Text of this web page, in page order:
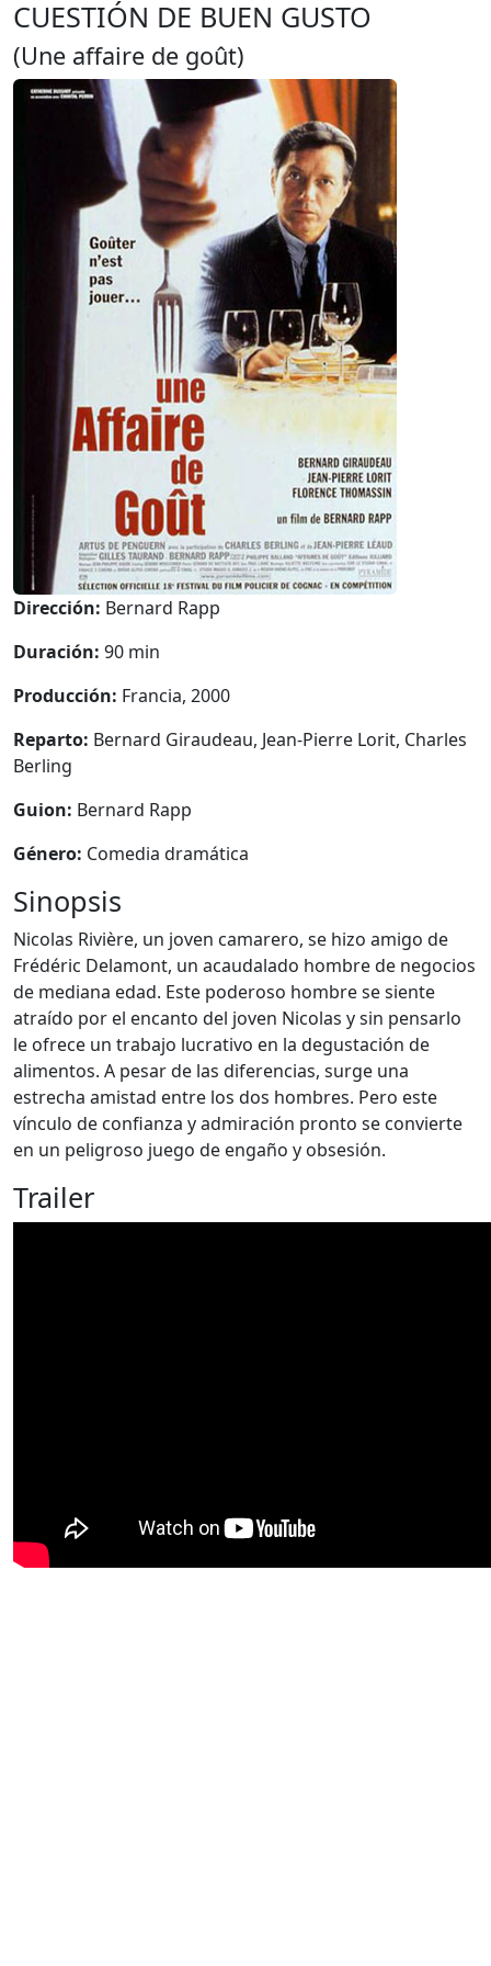
CUESTIÓN DE BUEN GUSTO
(Une affaire de goût)
Dirección: Bernard Rapp
Duración: 90 min
Producción: Francia, 2000
Reparto: Bernard Giraudeau, Jean-Pierre Lorit, Charles
Berling
Guion: Bernard Rapp
Género: Comedia dramática
Sinopsis
Nicolas Rivière, un joven camarero, se hizo amigo de
Frédéric Delamont, un acaudalado hombre de negocios
de mediana edad. Este poderoso hombre se siente
atraído por el encanto del joven Nicolas y sin pensarlo
le ofrece un trabajo lucrativo en la degustación de
alimentos. A pesar de las diferencias, surge una
estrecha amistad entre los dos hombres. Pero este
vínculo de confianza y admiración pronto se convierte
en un peligroso juego de engaño y obsesión.
Trailer